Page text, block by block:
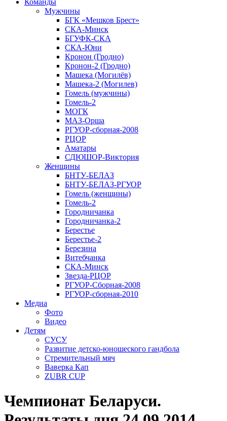
Команды
Мужчины
БГК «Мешков Брест»
СКА-Минск
БГУФК-СКА
СКА-Юни
Кронон (Гродно)
Кронон-2 (Гродно)
Машека (Могилёв)
Машека-2 (Могилев)
Гомель (мужчины)
Гомель-2
МОГК
МАЗ-Орша
РГУОР-сборная-2008
РЦОР
Аматары
СДЮШОР-Виктория
Женщины
БНТУ-БЕЛАЗ
БНТУ-БЕЛАЗ-РГУОР
Гомель (женщины)
Гомель-2
Городничанка
Городничанка-2
Берестье
Берестье-2
Березина
Витебчанка
СКА-Минск
Звезда-РЦОР
РГУОР-Сборная-2008
РГУОР-сборная-2010
Медиа
Фото
Видео
Детям
СУСУ
Развитие детско-юношеского гандбола
Стремительный мяч
Ваверка Кап
ZUBR CUP
Чемпионат Беларуси.